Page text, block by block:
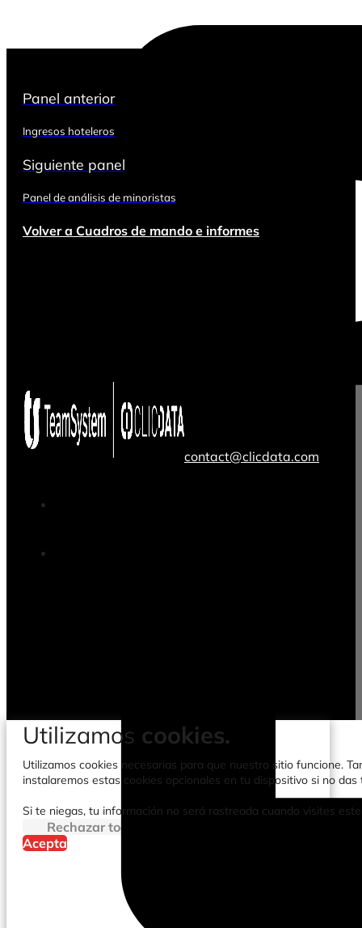
Panel anterior
Ingresos hoteleros
Siguiente panel
Panel de análisis de minoristas
Volver a Cuadros de mando e informes
contact@clicdata.com
Utilizamos cookies.
Utilizamos cookies necesarias para que nuestro sitio funcione.
instalaremos estas cookies opcionales en tu dispositivo si no
Si te niegas, tu información no será rastreada cuando visites
Rechazar todo
Acepta